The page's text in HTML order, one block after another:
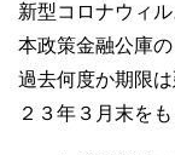
新型コロナウィ
本政策金融公庫
過去何度か期限
２３年３月末を